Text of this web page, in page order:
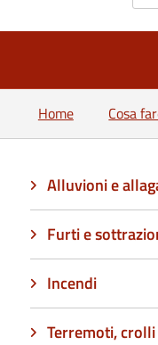
Home Cosa
Alluvioni e
Furti e
Incendi
Terremoti,